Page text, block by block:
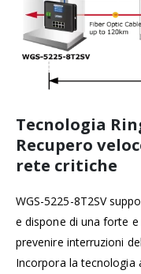
Tecnologia
Recupero
rete critiche
WGS-5225-8T2SV
e dispone di una forte
prevenire interruzioni
Incorpora la tecnologia